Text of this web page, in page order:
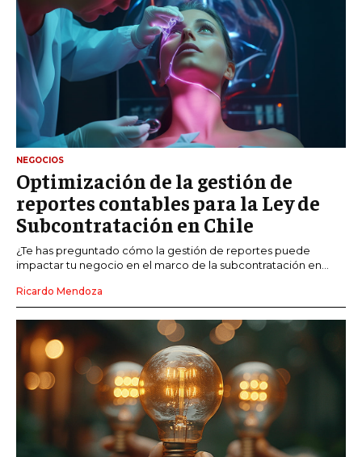
NEGOCIOS
Optimización de la gestión de
reportes contables para la Ley de
Subcontratación en Chile
¿Te has preguntado cómo la gestión de reportes puede
impactar tu negocio en el marco de la subcontratación en...
Ricardo Mendoza